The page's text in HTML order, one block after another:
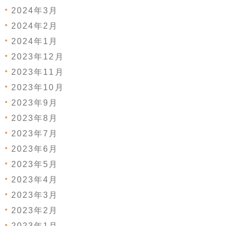
2024年3月
2024年2月
2024年1月
2023年12月
2023年11月
2023年10月
2023年9月
2023年8月
2023年7月
2023年6月
2023年5月
2023年4月
2023年3月
2023年2月